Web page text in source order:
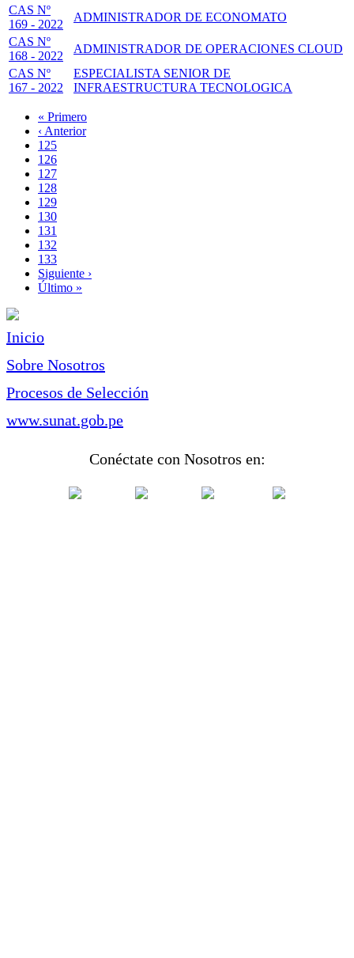
CAS Nº
169 - 2022
ADMINISTRADOR DE ECONOMATO
CAS Nº
168 - 2022
ADMINISTRADOR DE OPERACIONES CLOUD
CAS Nº
167 - 2022
ESPECIALISTA SENIOR DE
INFRAESTRUCTURA TECNOLOGICA
Paginación
Primera
página
« Primero
Página
anterior
‹ Anterior
Page
125
Page
126
Page
127
Page
128
Página
actual
129
Page
130
Page
131
Page
132
Page
133
Siguiente
página
Siguiente ›
Última
Último »
Inicio
Sobre Nosotros
Procesos de Selección
www.sunat.gob.pe
Conéctate con Nosotros en: